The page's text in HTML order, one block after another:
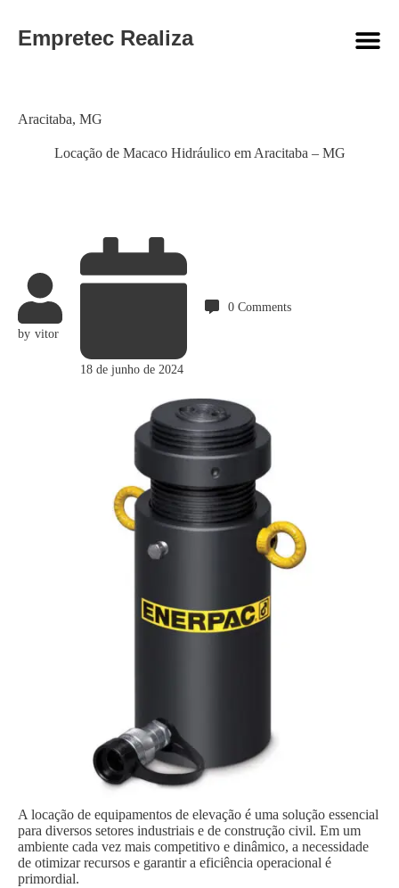
Empretec Realiza
Locação de Macaco Hidráulico em Aracitaba – MG
Category
Aracitaba, MG
by vitor
18 de junho de 2024
0 Comments
A locação de equipamentos de elevação é uma solução essencial
para diversos setores industriais e de construção civil. Em um
ambiente cada vez mais competitivo e dinâmico, a necessidade
de otimizar recursos e garantir a eficiência operacional é
primordial.